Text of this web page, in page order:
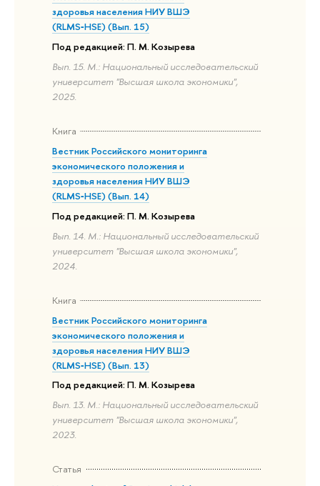
здоровья населения НИУ ВШЭ
(RLMS‑HSE) (Вып. 15)
Под редакцией: П. М. Козырева
Вып. 15. М.: Национальный исследовательский
университет "Высшая школа экономики",
2025.
Книга
Вестник Российского мониторинга
экономического положения и
здоровья населения НИУ ВШЭ
(RLMS‑HSE) (Вып. 14)
Под редакцией: П. М. Козырева
Вып. 14. М.: Национальный исследовательский
университет "Высшая школа экономики",
2024.
Книга
Вестник Российского мониторинга
экономического положения и
здоровья населения НИУ ВШЭ
(RLMS‑HSE) (Вып. 13)
Под редакцией: П. М. Козырева
Вып. 13. М.: Национальный исследовательский
университет "Высшая школа экономики",
2023.
Статья